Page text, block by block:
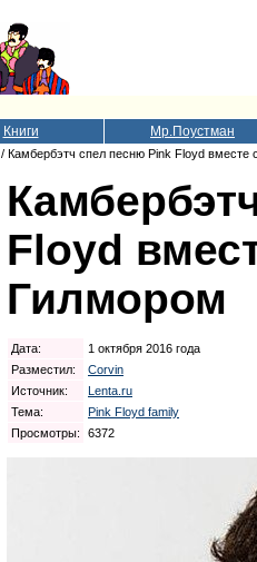
Книги Мр.Поустман
/ Камбербэтч спел песню Pink Floyd вместе
Floyd
Гилмором
Дата:
1 октября 2016 года
Разместил:
Corvin
Источник:
Lenta.ru
Тема:
Pink Floyd family
Просмотры:
6372